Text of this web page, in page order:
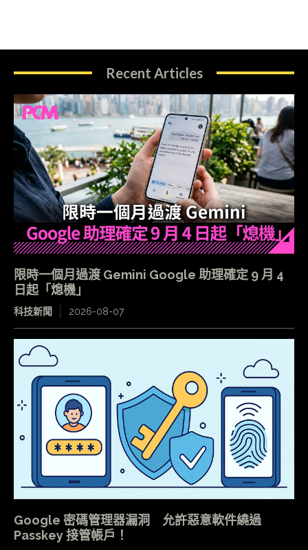
Recent Articles
限時一個月過渡 Gemini Google 助理確定 9 月 4
日起「熄機」
科技新聞 2026-08-07
Google 密碼管理器漏洞 允許惡意軟件繞過
Passkey 接管帳戶！